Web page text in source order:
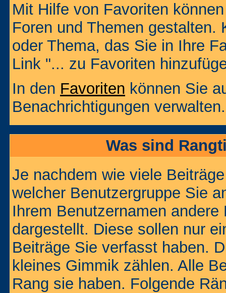
Mit Hilfe von Favoriten
Foren und Themen
oder Thema, das Sie in Ihre
Link "... zu Favoriten
In den Favoriten können Sie
Benachrichtigungen verwalten.
Was sind
Je nachdem wie viele
welcher Benutzergruppe Sie
Ihrem Benutzernamen
dargestellt. Diese sollen nur
Beiträge Sie verfasst haben.
kleines Gimmik zählen. Alle
Rang sie haben. Folgende